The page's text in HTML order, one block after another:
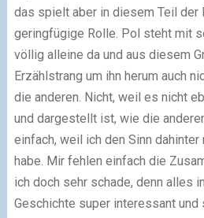
das spielt aber in diesem Teil der
geringfügige Rolle. Pol steht mit
völlig alleine da und aus diesem
Erzählstrang um ihn herum auch
die anderen. Nicht, weil es nicht
und dargestellt ist, wie die
einfach, weil ich den Sinn
habe. Mir fehlen einfach die
ich doch sehr schade, denn alles
Geschichte super interessant und